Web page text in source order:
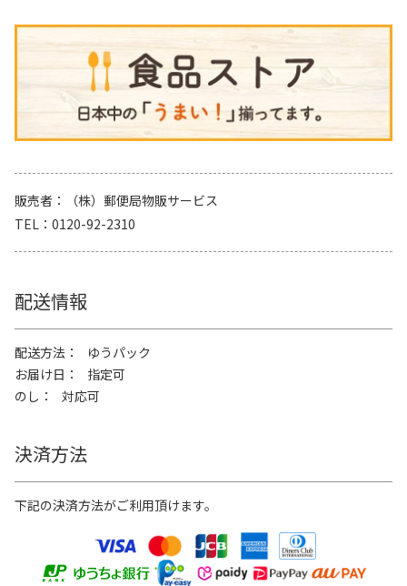
販売者
（株）郵便局物販サービス
TEL
0120-92-2310
配送情報
配送方法
ゆうパック
お届け日
指定可
のし
対応可
決済方法
下記の決済方法がご利用頂けます。